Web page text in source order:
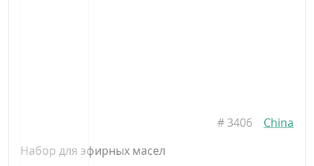
#3406
China
Набор для эфирных масел